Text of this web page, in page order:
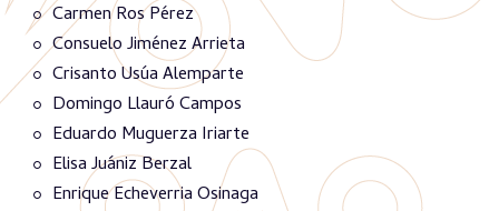
Carmen Ros Pérez
Consuelo Jiménez Arrieta
Crisanto Usúa Alemparte
Domingo Llauró Campos
Eduardo Muguerza Iriarte
Elisa Juániz Berzal
Enrique Echeverria Osinaga